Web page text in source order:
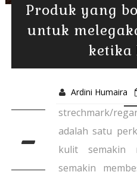
Produk yang
untuk
ketika
Ardini Humaira
-
strechmark/
adalah satu
kulit semakin
semakin